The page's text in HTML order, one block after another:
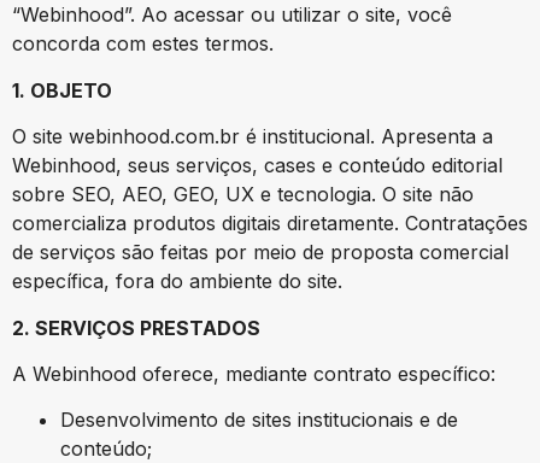
“Webinhood”. Ao acessar ou utilizar o site, você
concorda com estes termos.
1. OBJETO
O site webinhood.com.br é institucional. Apresenta a
Webinhood, seus serviços, cases e conteúdo editorial
sobre SEO, AEO, GEO, UX e tecnologia. O site não
comercializa produtos digitais diretamente. Contratações
de serviços são feitas por meio de proposta comercial
específica, fora do ambiente do site.
2. SERVIÇOS PRESTADOS
A Webinhood oferece, mediante contrato específico:
Desenvolvimento de sites institucionais e de
conteúdo;